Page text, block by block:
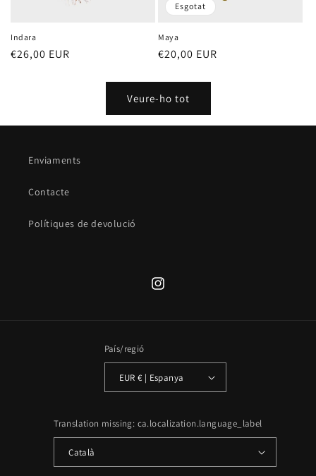
Indara
Preu
€26,00 EUR
Esgotat
Maya
Preu
€20,00 EUR
Veure-ho tot
Enviaments
Contacte
Polítiques de devolució
Translation
País/regió
EUR € | Espanya
Translation missing: ca.localization.language_label
Català